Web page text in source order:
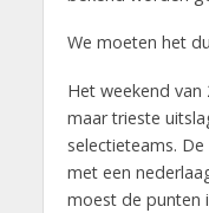
We moeten het
Het weekend
maar trieste
selectieteams.
met een
moest de punten